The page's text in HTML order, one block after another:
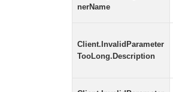
nerName
Client.InvalidParameter
TooLong.Description